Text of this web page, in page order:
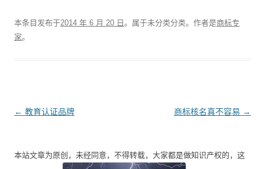
本条目发布于2014 年 6 月 20 日 。属于未分类分类。 作者是商标专
家。
文
航
← 教育认证品牌 商标核名真不容易 →
本站文章为原创，未经同意，不得转载，大家都是做知识产权的，这